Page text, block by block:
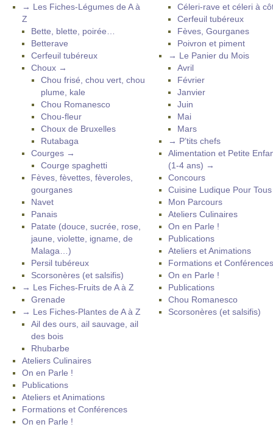
→ Les Fiches-Légumes de A à
Z
Bette, blette, poirée…
Betterave
Cerfeuil tubéreux
Choux →
Chou frisé, chou vert, chou
plume, kale
Chou Romanesco
Chou-fleur
Choux de Bruxelles
Rutabaga
Courges →
Courge spaghetti
Fèves, fèvettes, fèveroles,
gourganes
Navet
Panais
Patate (douce, sucrée, rose,
jaune, violette, igname, de
Malaga…)
Persil tubéreux
Scorsonères (et salsifis)
→ Les Fiches-Fruits de A à Z
Grenade
→ Les Fiches-Plantes de A à Z
Ail des ours, ail sauvage, ail
des bois
Rhubarbe
Ateliers Culinaires
On en Parle !
Publications
Ateliers et Animations
Formations et Conférences
On en Parle !
Céleri-rave et céleri à
Cerfeuil tubéreux
Fèves, Gourganes
Poivron et piment
→ Le Panier du Mois
Avril
Février
Janvier
Juin
Mai
Mars
→ P’tits chefs
Alimentation et Petite
(1-4 ans) →
Concours
Cuisine Ludique Pour
Mon Parcours
Ateliers Culinaires
On en Parle !
Publications
Ateliers et Animations
Formations et Conférences
On en Parle !
Publications
Chou Romanesco
Scorsonères (et salsifis)